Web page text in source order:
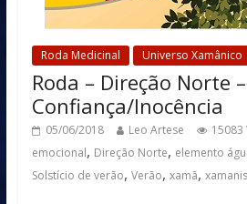
Roda Medicinal Universo Xamânico
Roda – Direção Norte –
Confiança/Inocência
05/06/2018 Leo Artese 15083
emocional, Direção Norte, elemento
Solstício de verão, Verão, xamã,